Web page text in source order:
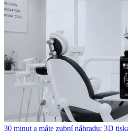
30 minut a máte zubní náhradu: 3D